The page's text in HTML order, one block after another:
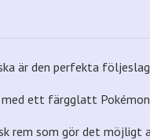
är den perfekta
med ett färgglatt
rem som gör det möjligt